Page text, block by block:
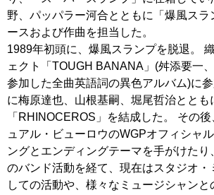
野、パッパラー河合とともに「爆風スラ
ースおよび作曲を担当した。
1989年初頭に、爆風スランプを脱退。
ェクト「TOUGH BANANA」(舛添要一
参加した全曲英語詞の異色アルバム)に
に梅原達也、山根基嗣、堀尾哲治ととも
「RHINOCEROS」を結成した。 その
ュアル・ビューロウのWGPオフィシャ
ングとエンディングテーマを手がけた
のバンド活動を経て、現在はスタジオ・
しての活動や、様々なミュージシャンと